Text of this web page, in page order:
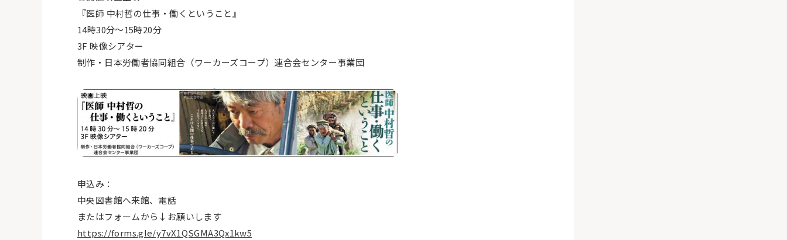
『医師 中村哲の仕事・働くということ』
14時30分〜15時20分
3F映像シアター
制作・日本労働者協同組合（ワーカーズコープ）連合会センター事業団
申込み：
中央図書館へ来館、電話
またはフォームから↓お願いします
https://forms.gle/y7vX1QSGMA3Qx1kw5